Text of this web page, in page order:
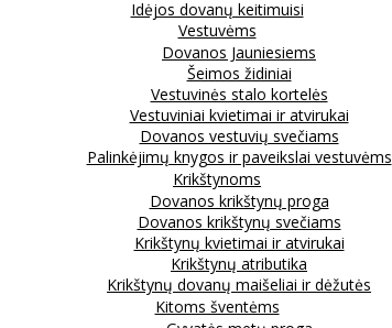
Idėjos dovanų keitimuisi
Vestuvėms
Dovanos Jauniesiems
Šeimos židiniai
Vestuvinės stalo kortelės
Vestuviniai kvietimai ir atvirukai
Dovanos vestuvių svečiams
Palinkėjimų knygos ir paveikslai vestuvėms
Krikštynoms
Dovanos krikštynų proga
Dovanos krikštynų svečiams
Krikštynų kvietimai ir atvirukai
Krikštynų atributika
Krikštynų dovanų maišeliai ir dėžutės
Kitoms šventėms